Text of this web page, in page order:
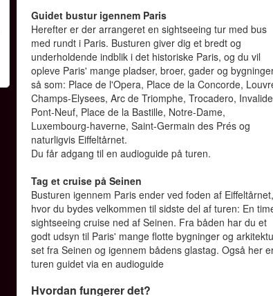
Guidet bustur igennem Paris
Herefter er der arrangeret en sightseeing tur med bus
med rundt i Paris. Busturen giver dig et bredt og
underholdende indblik i det historiske Paris, og du vil
opleve Paris' mange pladser, broer, gader og
så som: Place de l'Opera, Place de la Concorde,
Champs-Elysees, Arc de Triomphe, Trocadero,
Pont-Neuf, Place de la Bastille, Notre-Dame,
Luxembourg-haverne, Saint-Germain des Prés og
naturligvis Eiffeltårnet.
Du får adgang til en audioguide på turen.
Tag et cruise på Seinen
Busturen igennem Paris ender ved foden af
hvor du bydes velkommen til sidste del af turen: En
sightseeing cruise ned af Seinen. Fra båden har du et
godt udsyn til Paris' mange flotte bygninger og
set fra Seinen og igennem bådens glastag. Også her
turen guidet via en audioguide
Hvordan fungerer det?